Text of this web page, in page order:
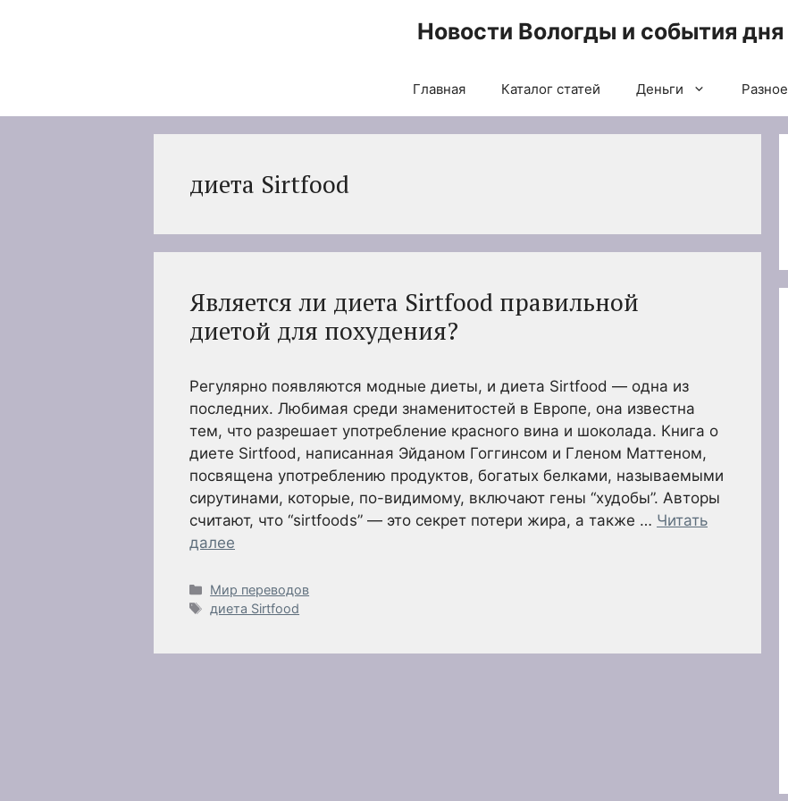
Новости Вологды и события дня
Главная Каталог статей Деньги Разное
диета Sirtfood
Является ли диета Sirtfood правильной
диетой для похудения?
Регулярно появляются модные диеты, и диета Sirtfood — одна из
последних. Любимая среди знаменитостей в Европе, она известна
тем, что разрешает употребление красного вина и шоколада. Книга о
диете Sirtfood, написанная Эйданом Гоггинсом и Гленом Маттеном,
посвящена употреблению продуктов, богатых белками, называемыми
сирутинами, которые, по-видимому, включают гены “худобы”. Авторы
считают, что “sirtfoods” — это секрет потери жира, а также … Читать
далее
Рубрики
Мир переводов
Метки
диета Sirtfood